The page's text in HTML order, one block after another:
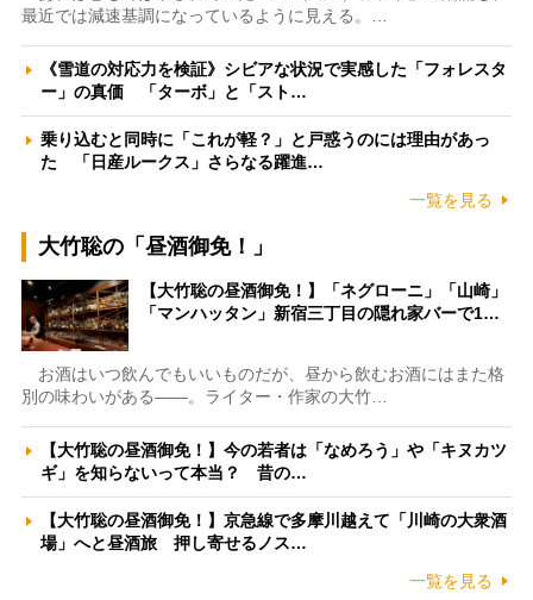
最近では減速基調になっているように見える。…
《雪道の対応力を検証》シビアな状況で実感した「フォレスタ
ー」の真価 「ターボ」と「スト…
乗り込むと同時に「これが軽？」と戸惑うのには理由があっ
た 「日産ルークス」さらなる躍進…
一覧を見る
大竹聡の「昼酒御免！」
【大竹聡の昼酒御免！】「ネグローニ」「山崎」
「マンハッタン」新宿三丁目の隠れ家バーで1…
お酒はいつ飲んでもいいものだが、昼から飲むお酒にはまた格
別の味わいがある――。ライター・作家の大竹…
【大竹聡の昼酒御免！】今の若者は「なめろう」や「キヌカツ
ギ」を知らないって本当？ 昔の…
【大竹聡の昼酒御免！】京急線で多摩川越えて「川崎の大衆酒
場」へと昼酒旅 押し寄せるノス…
一覧を見る